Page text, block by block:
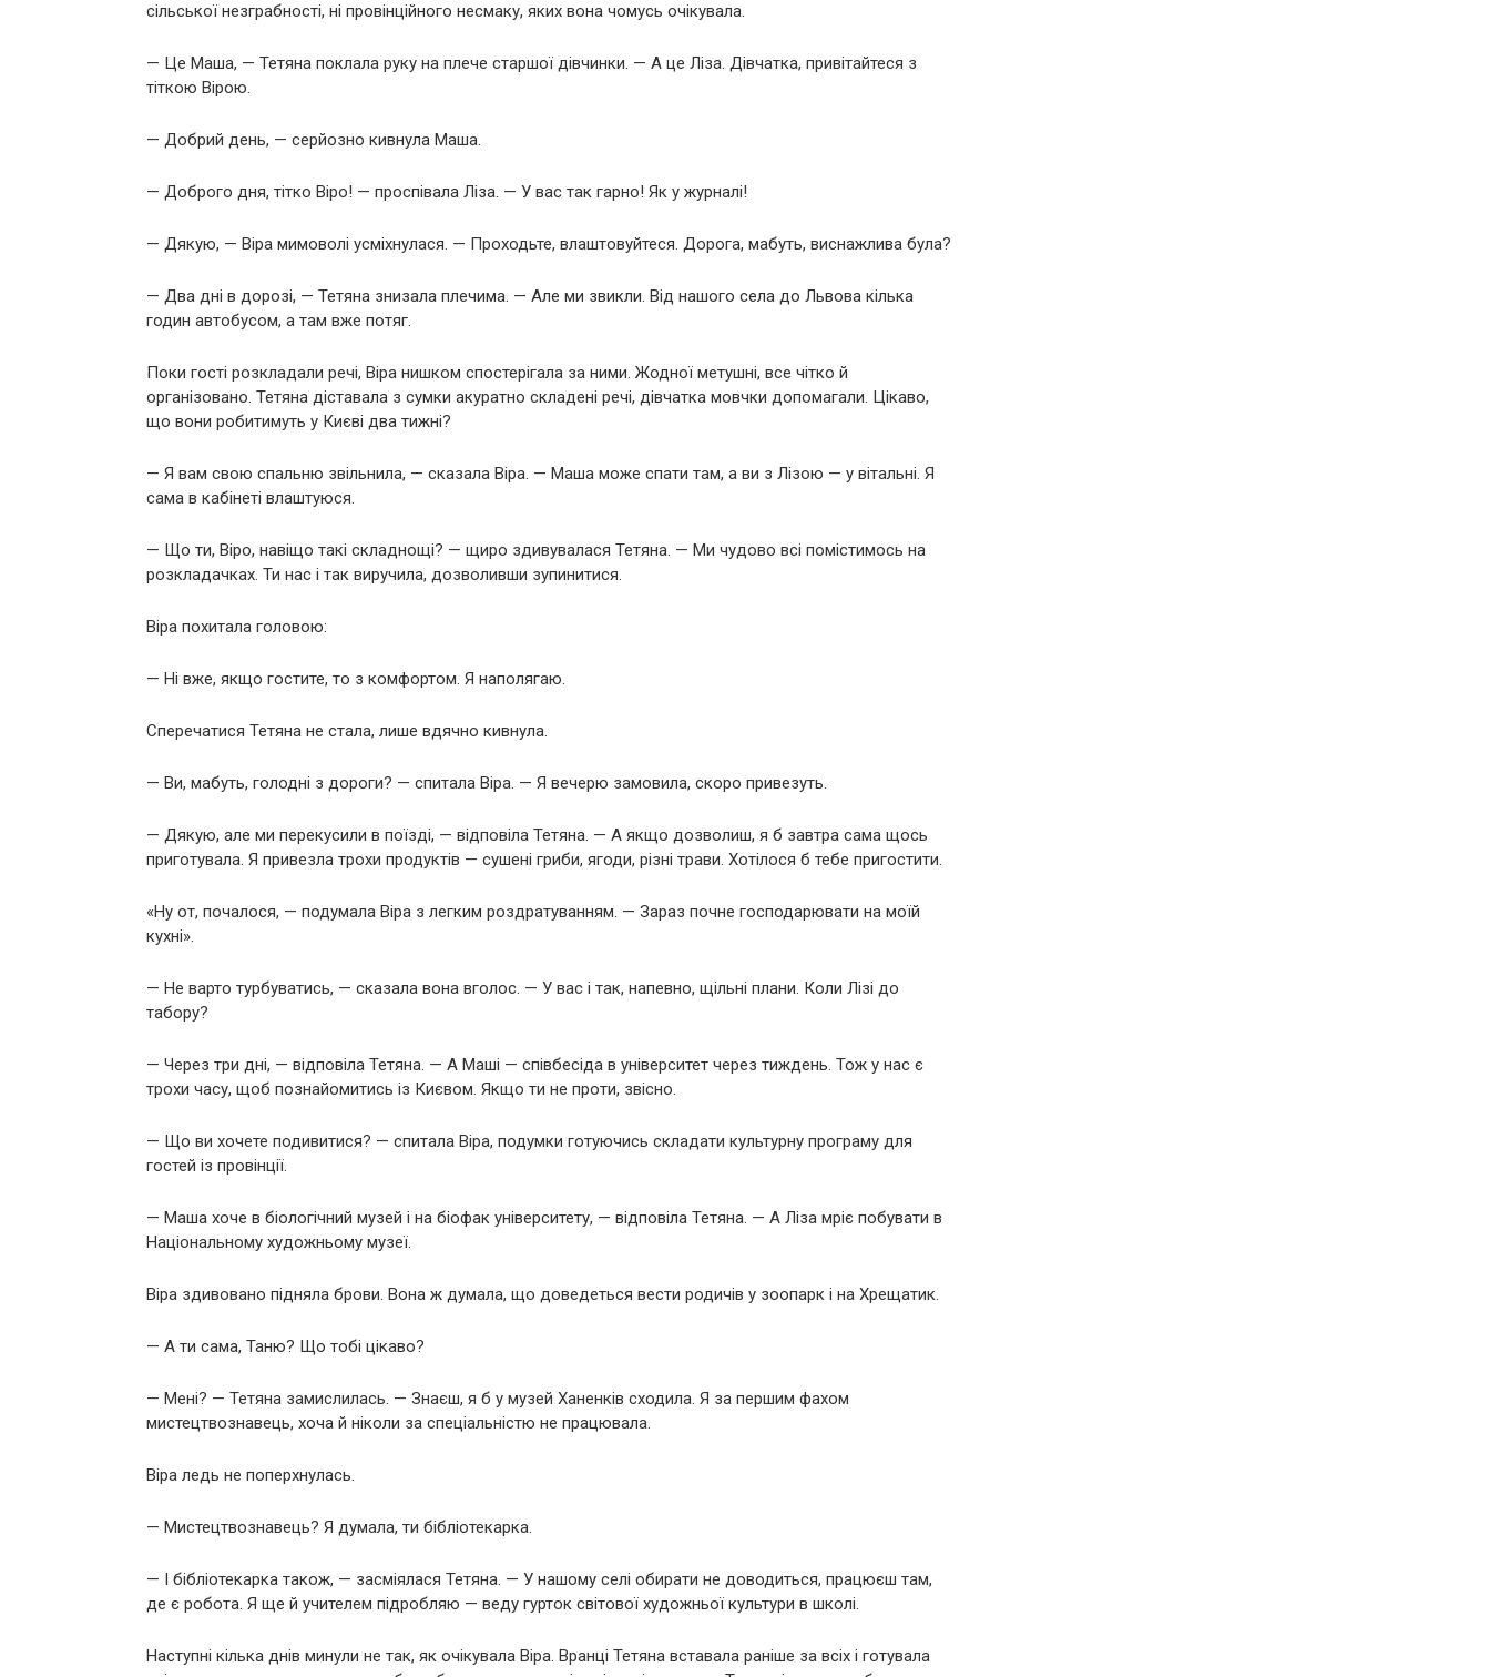
сільської незграбності, ні провінційного несмаку, яких вона чомусь очікувала.
— Це Маша, — Тетяна поклала руку на плече старшої дівчинки. — А це Ліза. Дівчатка, привітайтеся з
тіткою Вірою.
— Добрий день, — серйозно кивнула Маша.
— Доброго дня, тітко Віро! — проспівала Ліза. — У вас так гарно! Як у журналі!
— Дякую, — Віра мимоволі усміхнулася. — Проходьте, влаштовуйтеся. Дорога, мабуть, виснажлива була?
— Два дні в дорозі, — Тетяна знизала плечима. — Але ми звикли. Від нашого села до Львова кілька
годин автобусом, а там вже потяг.
Поки гості розкладали речі, Віра нишком спостерігала за ними. Жодної метушні, все чітко й
організовано. Тетяна діставала з сумки акуратно складені речі, дівчатка мовчки допомагали. Цікаво,
що вони робитимуть у Києві два тижні?
— Я вам свою спальню звільнила, — сказала Віра. — Маша може спати там, а ви з Лізою — у вітальні. Я
сама в кабінеті влаштуюся.
— Що ти, Віро, навіщо такі складнощі? — щиро здивувалася Тетяна. — Ми чудово всі помістимось на
розкладачках. Ти нас і так виручила, дозволивши зупинитися.
Віра похитала головою:
— Ні вже, якщо гостите, то з комфортом. Я наполягаю.
Сперечатися Тетяна не стала, лише вдячно кивнула.
— Ви, мабуть, голодні з дороги? — спитала Віра. — Я вечерю замовила, скоро привезуть.
— Дякую, але ми перекусили в поїзді, — відповіла Тетяна. — А якщо дозволиш, я б завтра сама щось
приготувала. Я привезла трохи продуктів — сушені гриби, ягоди, різні трави. Хотілося б тебе пригостити.
«Ну от, почалося, — подумала Віра з легким роздратуванням. — Зараз почне господарювати на моїй
кухні».
— Не варто турбуватись, — сказала вона вголос. — У вас і так, напевно, щільні плани. Коли Лізі до
табору?
— Через три дні, — відповіла Тетяна. — А Маші — співбесіда в університет через тиждень. Тож у нас є
трохи часу, щоб познайомитись із Києвом. Якщо ти не проти, звісно.
— Що ви хочете подивитися? — спитала Віра, подумки готуючись складати культурну програму для
гостей із провінції.
— Маша хоче в біологічний музей і на біофак університету, — відповіла Тетяна. — А Ліза мріє побувати в
Національному художньому музеї.
Віра здивовано підняла брови. Вона ж думала, що доведеться вести родичів у зоопарк і на Хрещатик.
— А ти сама, Таню? Що тобі цікаво?
— Мені? — Тетяна замислилась. — Знаєш, я б у музей Ханенків сходила. Я за першим фахом
мистецтвознавець, хоча й ніколи за спеціальністю не працювала.
Віра ледь не поперхнулась.
— Мистецтвознавець? Я думала, ти бібліотекарка.
— І бібліотекарка також, — засміялася Тетяна. — У нашому селі обирати не доводиться, працюєш там,
де є робота. Я ще й учителем підробляю — веду гурток світової художньої культури в школі.
Наступні кілька днів минули не так, як очікувала Віра. Вранці Тетяна вставала раніше за всіх і готувала